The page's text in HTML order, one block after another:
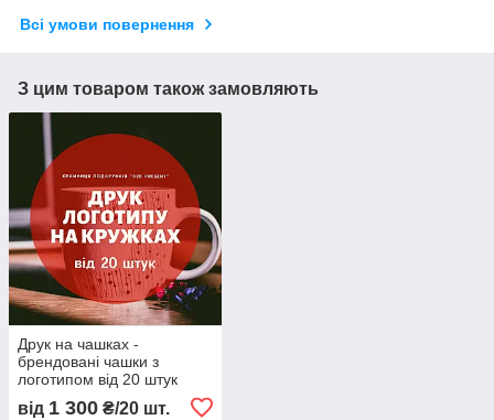
Всі умови повернення
З цим товаром також замовляють
Друк на чашках -
брендовані чашки з
логотипом від 20 штук
від 1 300 ₴/20 шт.